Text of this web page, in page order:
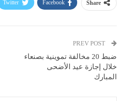
Share
Facebook
Twitter
ضبط 20 مخالفة تموينية بصنعاء
خلال إجازة عيد الأضحى
المبارك